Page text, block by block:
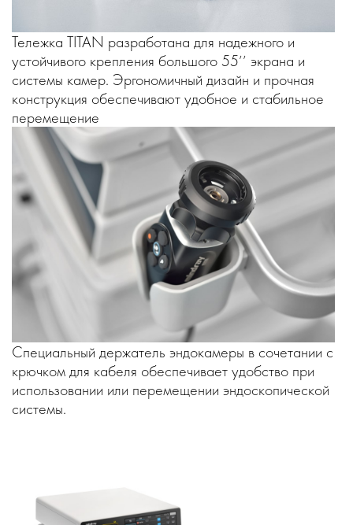
Тележка TITAN разработана для надежного и
устойчивого крепления большого 55’’ экрана и
системы камер. Эргономичный дизайн и прочная
конструкция обеспечивают удобное и стабильное
перемещение
Специальный держатель эндокамеры в сочетании с
крючком для кабеля обеспечивает удобство при
использовании или перемещении эндоскопической
системы.